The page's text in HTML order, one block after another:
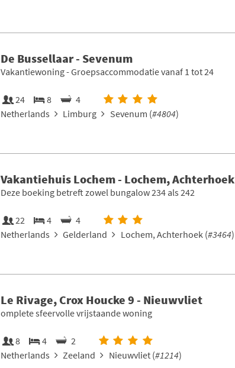
De Bussellaar - Sevenum
Vakantiewoning - Groepsaccommodatie vanaf 1 tot 24
24 8
4
Netherlands
Limburg Sevenum (#4804)
Vakantiehuis Lochem - Lochem, Achterhoek
Deze boeking betreft zowel bungalow 234 als 242
22 4
4
Netherlands
Gelderland Lochem, Achterhoek (#3464)
Le Rivage, Crox Houcke 9 - Nieuwvliet
omplete sfeervolle vrijstaande woning
8 4
2
Netherlands
Zeeland Nieuwvliet (#1214)